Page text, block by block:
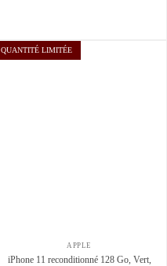
QUANTITÉ LIMITÉE
APPLE
iPhone 11 reconditionné 128 Go, Vert,